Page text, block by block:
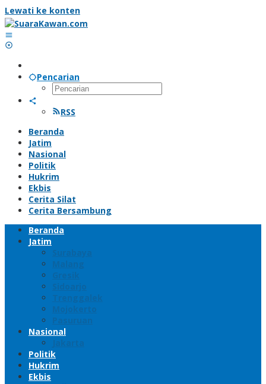
Lewati ke konten
Pencarian
RSS
Beranda
Jatim
Nasional
Politik
Hukrim
Ekbis
Cerita Silat
Cerita Bersambung
Beranda
Jatim
Surabaya
Malang
Gresik
Sidoarjo
Trenggalek
Mojokerto
Pasuruan
Nasional
Jakarta
Politik
Hukrim
Ekbis